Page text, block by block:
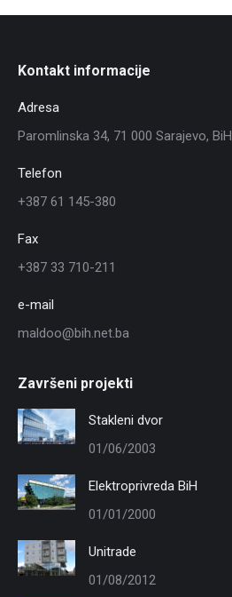
Kontakt informacije
Adresa
Paromlinska 34, 71 000 Sarajevo, BiH
Telefon
+387 61 145-380
Fax
+387 33 710-211
e-mail
maldoo@bih.net.ba
Završeni projekti
Stakleni dvor
01/06/2003
Elektroprivreda BiH
01/01/2000
Unitrade
01/08/2012